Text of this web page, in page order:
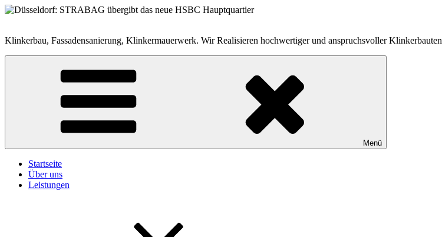
Zum
Klinkerbau, Fassadensanierung, Klinkermauerwerk. Wir Realisieren hochwertiger und anspruchsvoller Klinkerbauten
Menü
Startseite
Über uns
Leistungen